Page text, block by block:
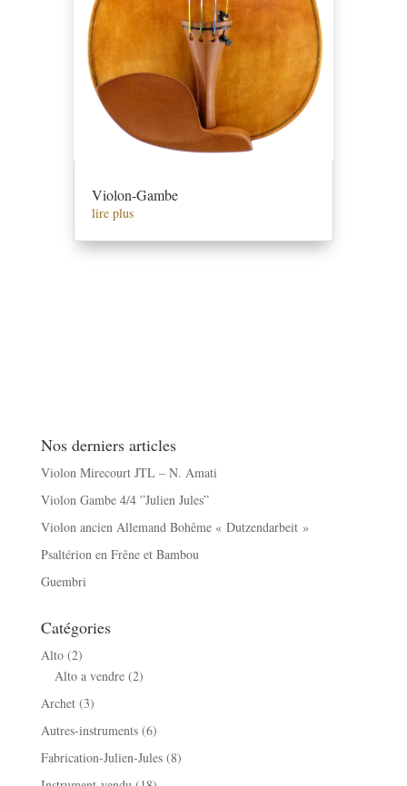
Violon-Gambe
lire plus
Nos derniers articles
Violon Mirecourt JTL – N. Amati
Violon Gambe 4/4 ”Julien Jules”
Violon ancien Allemand Bohême « Dutzendarbeit »
Psaltérion en Frêne et Bambou
Guembri
Catégories
Alto(2)
Alto a vendre(2)
Archet(3)
Autres-instruments(6)
Fabrication-Julien-Jules(8)